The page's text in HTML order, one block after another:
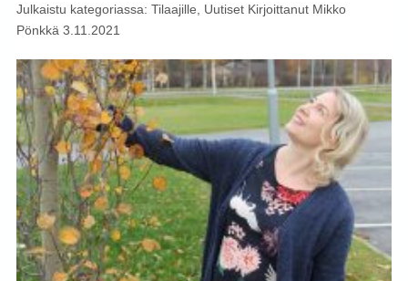
Julkaistu kategoriassa: Tilaajille, UutisetKirjoittanut Mikko
Pönkkä3.11.2021